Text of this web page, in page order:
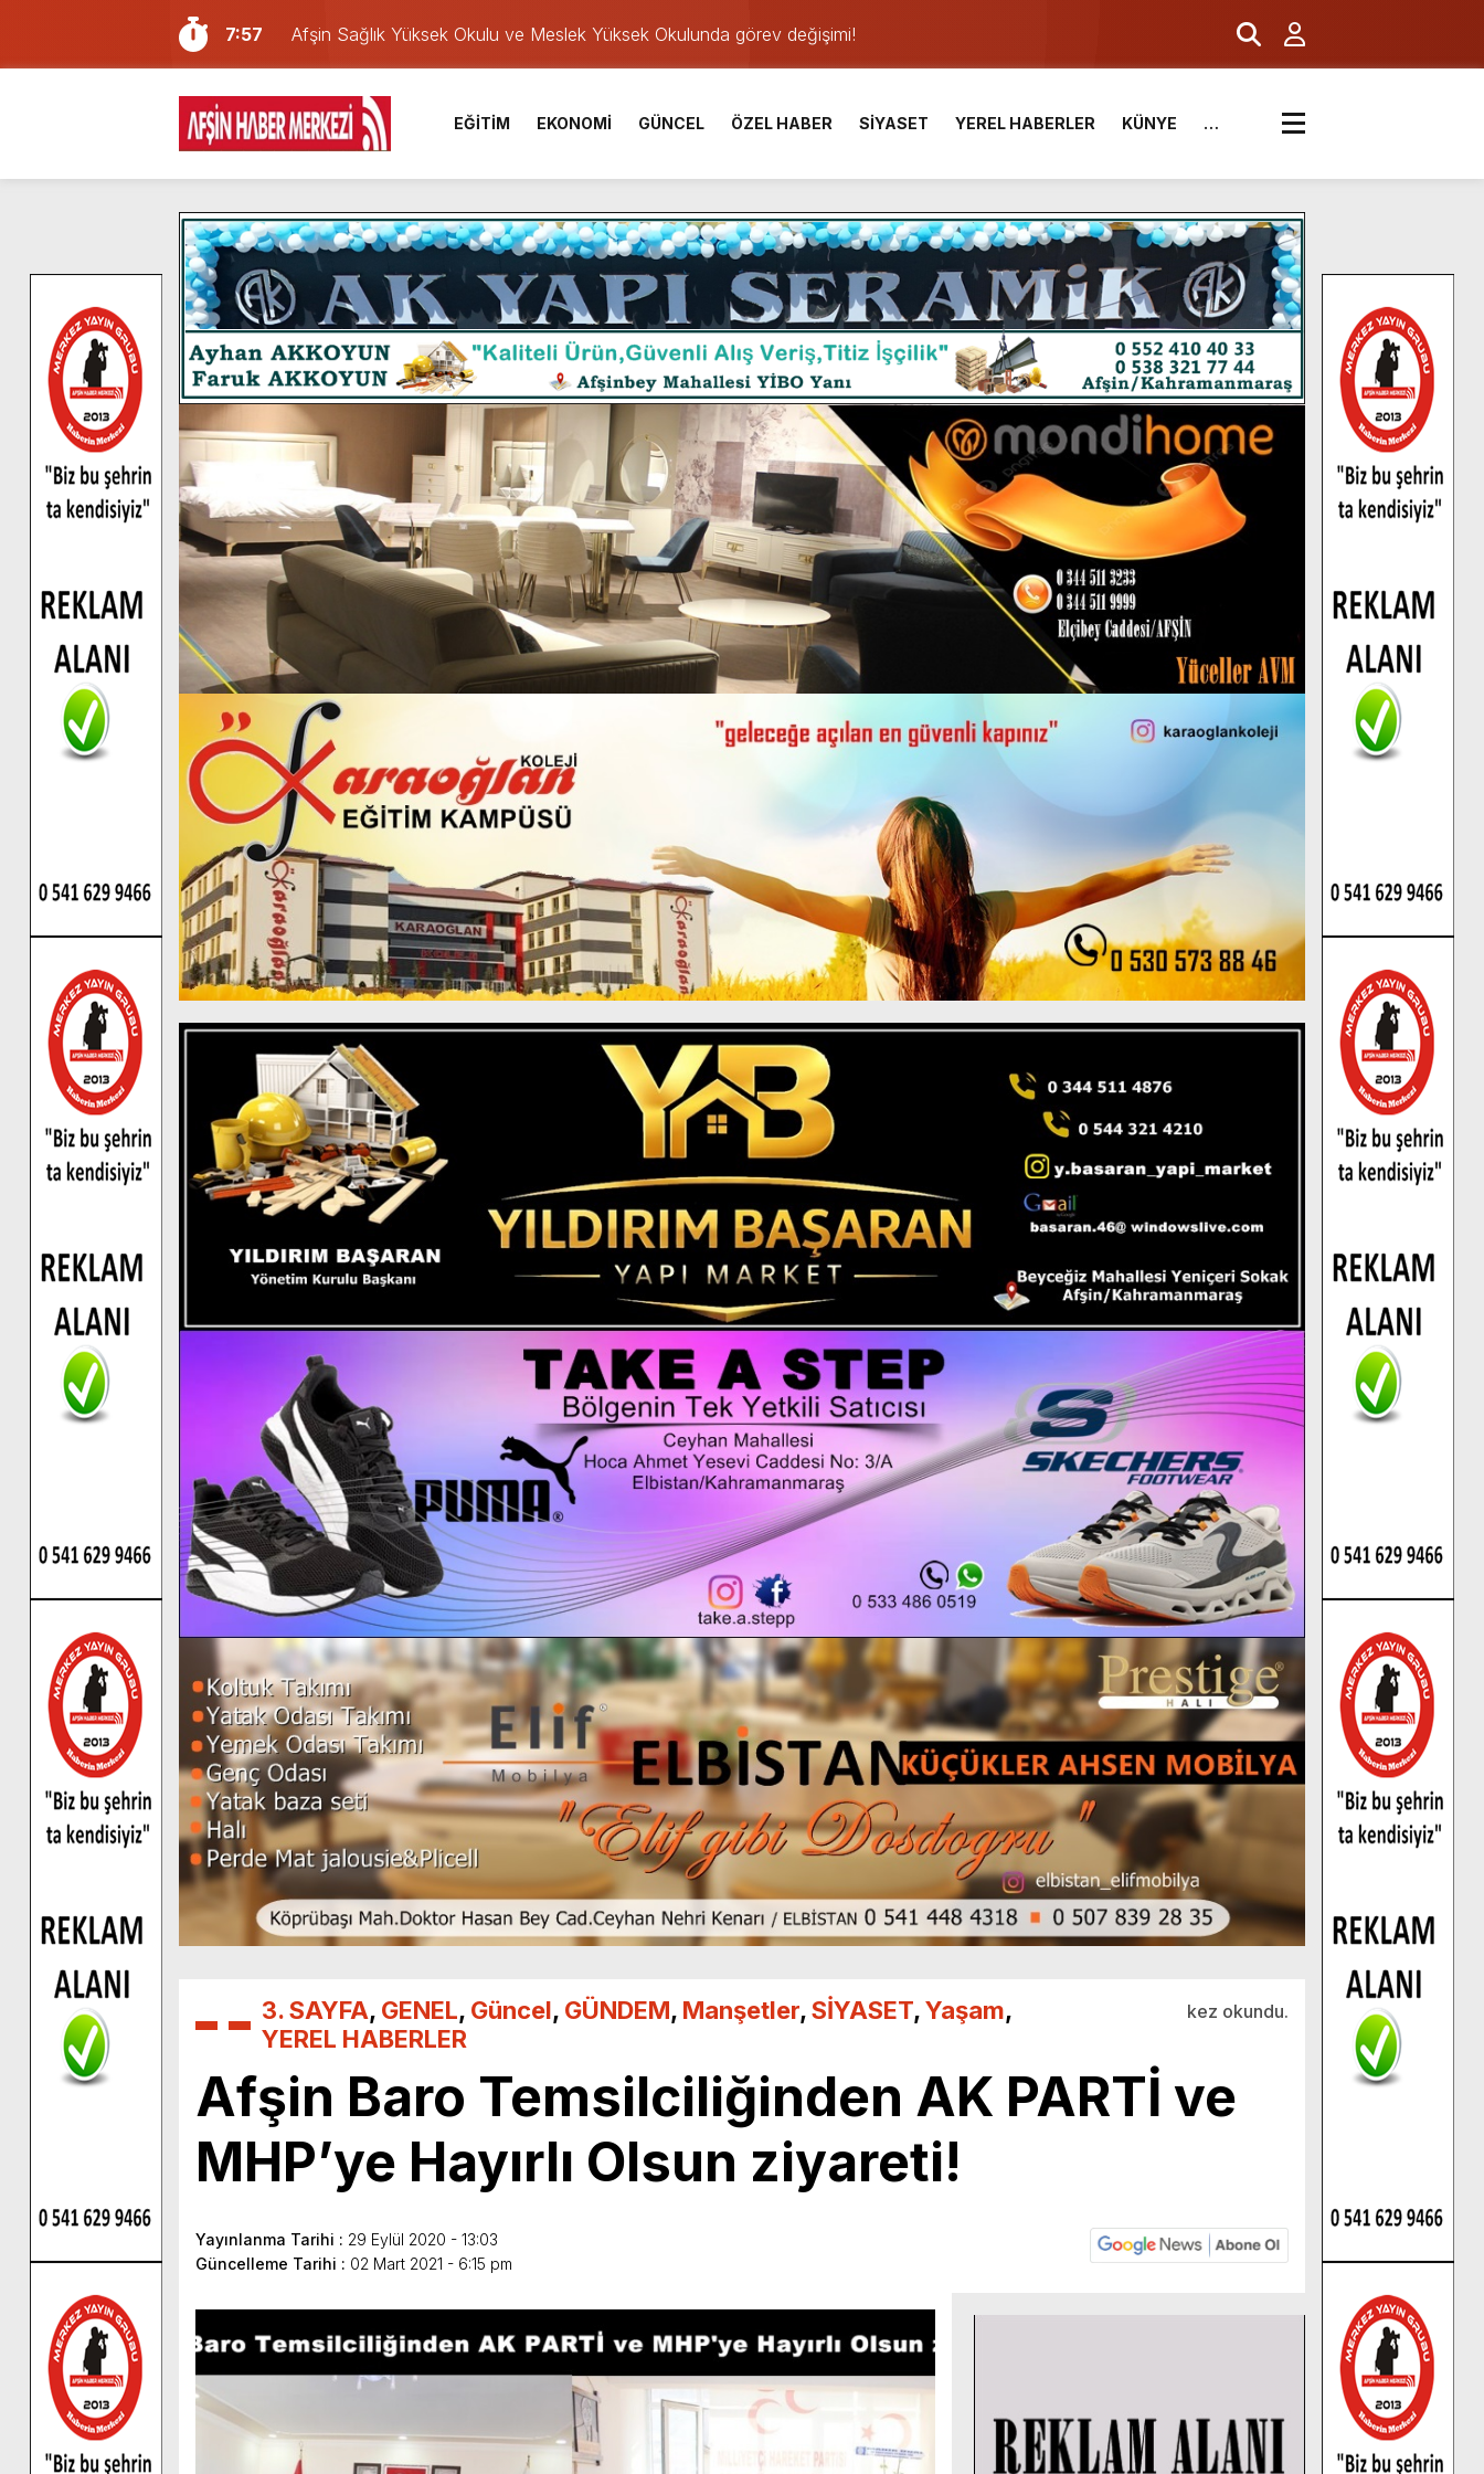
7:57
Afşin Sağlık Yüksek Okulu ve Meslek Yüksek Okulunda görev değişimi!
6:31
Onikişubat Belediyesi’nin Üniversite Hazırlık Kursu başvurularında son gün 7 Ağustos.
16:10
Uluslararası Bisiklet Yarışması’nda En Zorlu Etap Tamamlandı.
13:27
NOTER ONAYLI TYP LİSTESİ YAYINLANDI.
11:22
KAFUM Fuar Alanı Bulut ve Yavuz’un Ezgileriyle Şenlendi.
8:06
Afşinli bir hemşehrimizin de olduğu Filistin Konvoyu, güçlenerek ilerliyor.
14:05
Madrigal, Perşembe Günü KAFUM’da Sahne Alacak.
7:39
KEDİNİZ Mİ VAR?
7:27
Cumhurbaşkanı Erdoğan, Ayser Çalık Ortaokulu Şehitlerinin Aileleriyle Bir Araya Geldi.
8:58
GÖZYAŞI RAHMETTİR
EĞİTİM EKONOMİ GÜNCEL ÖZEL HABER SİYASET YEREL HABERLER KÜNYE …
3. SAYFA, GENEL, Güncel, GÜNDEM, Manşetler,SİYASET,Yaşam,
YEREL HABERLER
kez okundu.
Afşin Baro Temsilciliğinden AK PARTİ ve
MHP’ye Hayırlı Olsun ziyareti!
Yayınlanma Tarihi : 29 Eylül 2020 - 13:03
Güncelleme Tarihi : 02 Mart 2021 - 6:15 pm